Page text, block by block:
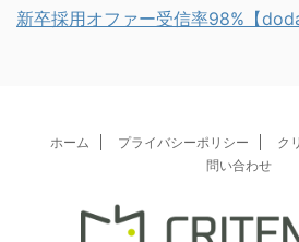
新卒採用オファー受信率98%【
ホーム プライバシーポリシー ク
問い合わせ